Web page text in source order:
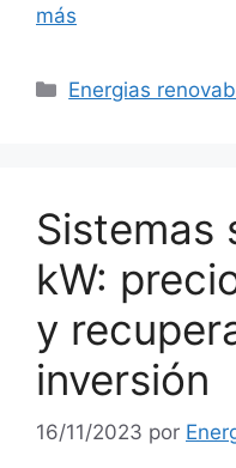
más
Categorías
Energias
Sistemas
kW:
y
inversión
16/11/2023 por